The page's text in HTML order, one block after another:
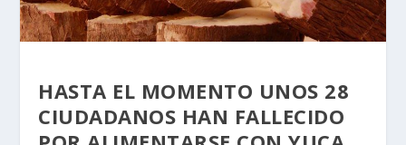
HASTA EL MOMENTO UNOS 28
CIUDADANOS HAN FALLECIDO